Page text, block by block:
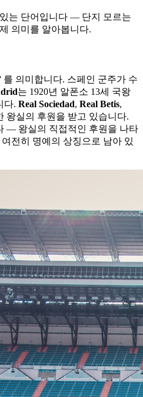
는 단어입니다 — 단지 모르는
의미를 알아봅니다.
를 의미합니다. 스페인 군주가 수
는 1920년 알폰소 13세 국왕
다. Real Sociedad, Real Betis,
왕실의 후원을 받고 있습니다.
— 왕실의 직접적인 후원을 나타
전히 명예의 상징으로 남아 있